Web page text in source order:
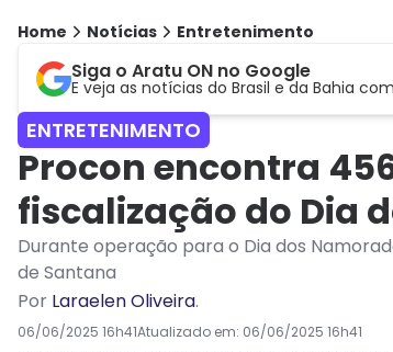
Home Notícias Entretenimento
Siga o Aratu ON no Google
E veja as notícias do Brasil e da Bahia
ENTRETENIMENTO
Procon encontra
fiscalização do Dia
Durante operação para o Dia dos
de Santana
Por Laraelen Oliveira.
06/06/2025 16h41Atualizado em: 06/06/2025 16h41